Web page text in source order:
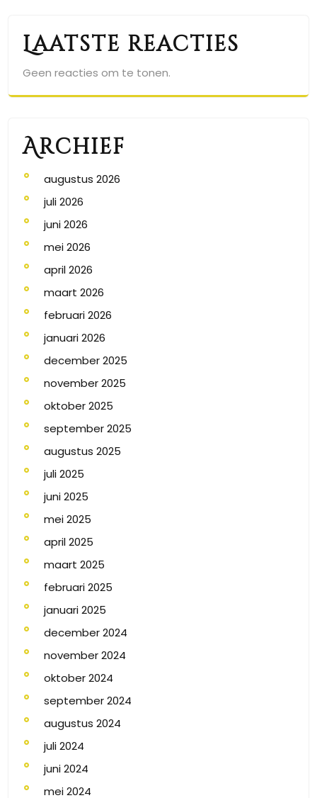
Laatste reacties
Geen reacties om te tonen.
Archief
augustus 2026
juli 2026
juni 2026
mei 2026
april 2026
maart 2026
februari 2026
januari 2026
december 2025
november 2025
oktober 2025
september 2025
augustus 2025
juli 2025
juni 2025
mei 2025
april 2025
maart 2025
februari 2025
januari 2025
december 2024
november 2024
oktober 2024
september 2024
augustus 2024
juli 2024
juni 2024
mei 2024